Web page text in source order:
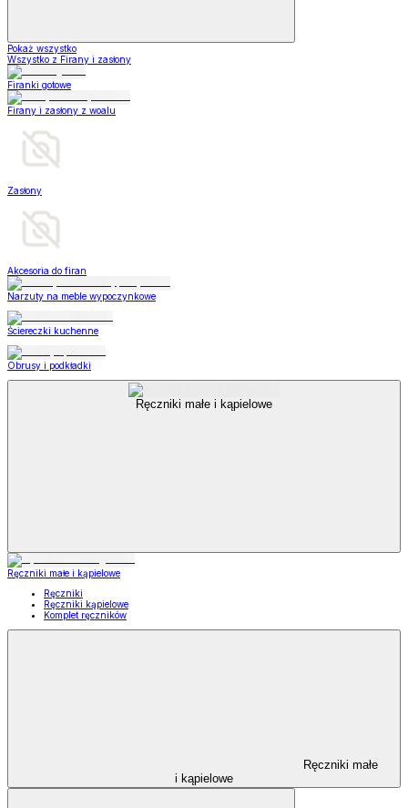
Pokaż wszystko
Wszystko z Firany i zasłony
Firanki gotowe
Firany i zasłony z woalu
Zasłony
Akcesoria do firan
Narzuty na meble wypoczynkowe
Ściereczki kuchenne
Obrusy i podkładki
Ręczniki małe i kąpielowe
Ręczniki małe i kąpielowe
Ręczniki
Ręczniki kąpielowe
Komplet ręczników
Ręczniki małe
i kąpielowe